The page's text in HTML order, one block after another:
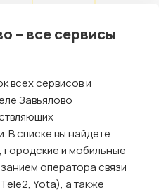
– все сервисы
всех сервисов и
Завьялово
В списке вы найдете
и мобильные
оператора связи
Yota), а также